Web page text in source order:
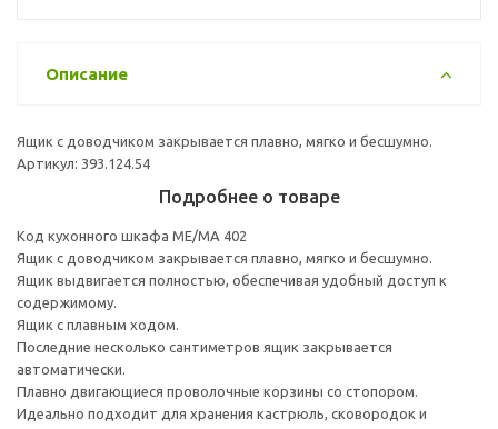
Описание
Ящик с доводчиком закрывается плавно, мягко и бесшумно.
Артикул: 393.124.54
Подробнее о товаре
Код кухонного шкафа ME/MA 402
Ящик с доводчиком закрывается плавно, мягко и бесшумно.
Ящик выдвигается полностью, обеспечивая удобный доступ к
содержимому.
Ящик с плавным ходом.
Последние несколько сантиметров ящик закрывается
автоматически.
Плавно двигающиеся проволочные корзины со стопором.
Идеально подходит для хранения кастрюль, сковородок и